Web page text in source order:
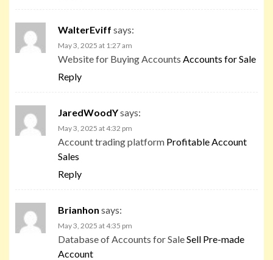
WalterEviff says:
May 3, 2025 at 1:27 am
Website for Buying Accounts Accounts for Sale
Reply
JaredWoodYsays:
May 3, 2025 at 4:32 pm
Account trading platform Profitable Account
Sales
Reply
Brianhon says:
May 3, 2025 at 4:35 pm
Database of Accounts for SaleSell Pre-made
Account